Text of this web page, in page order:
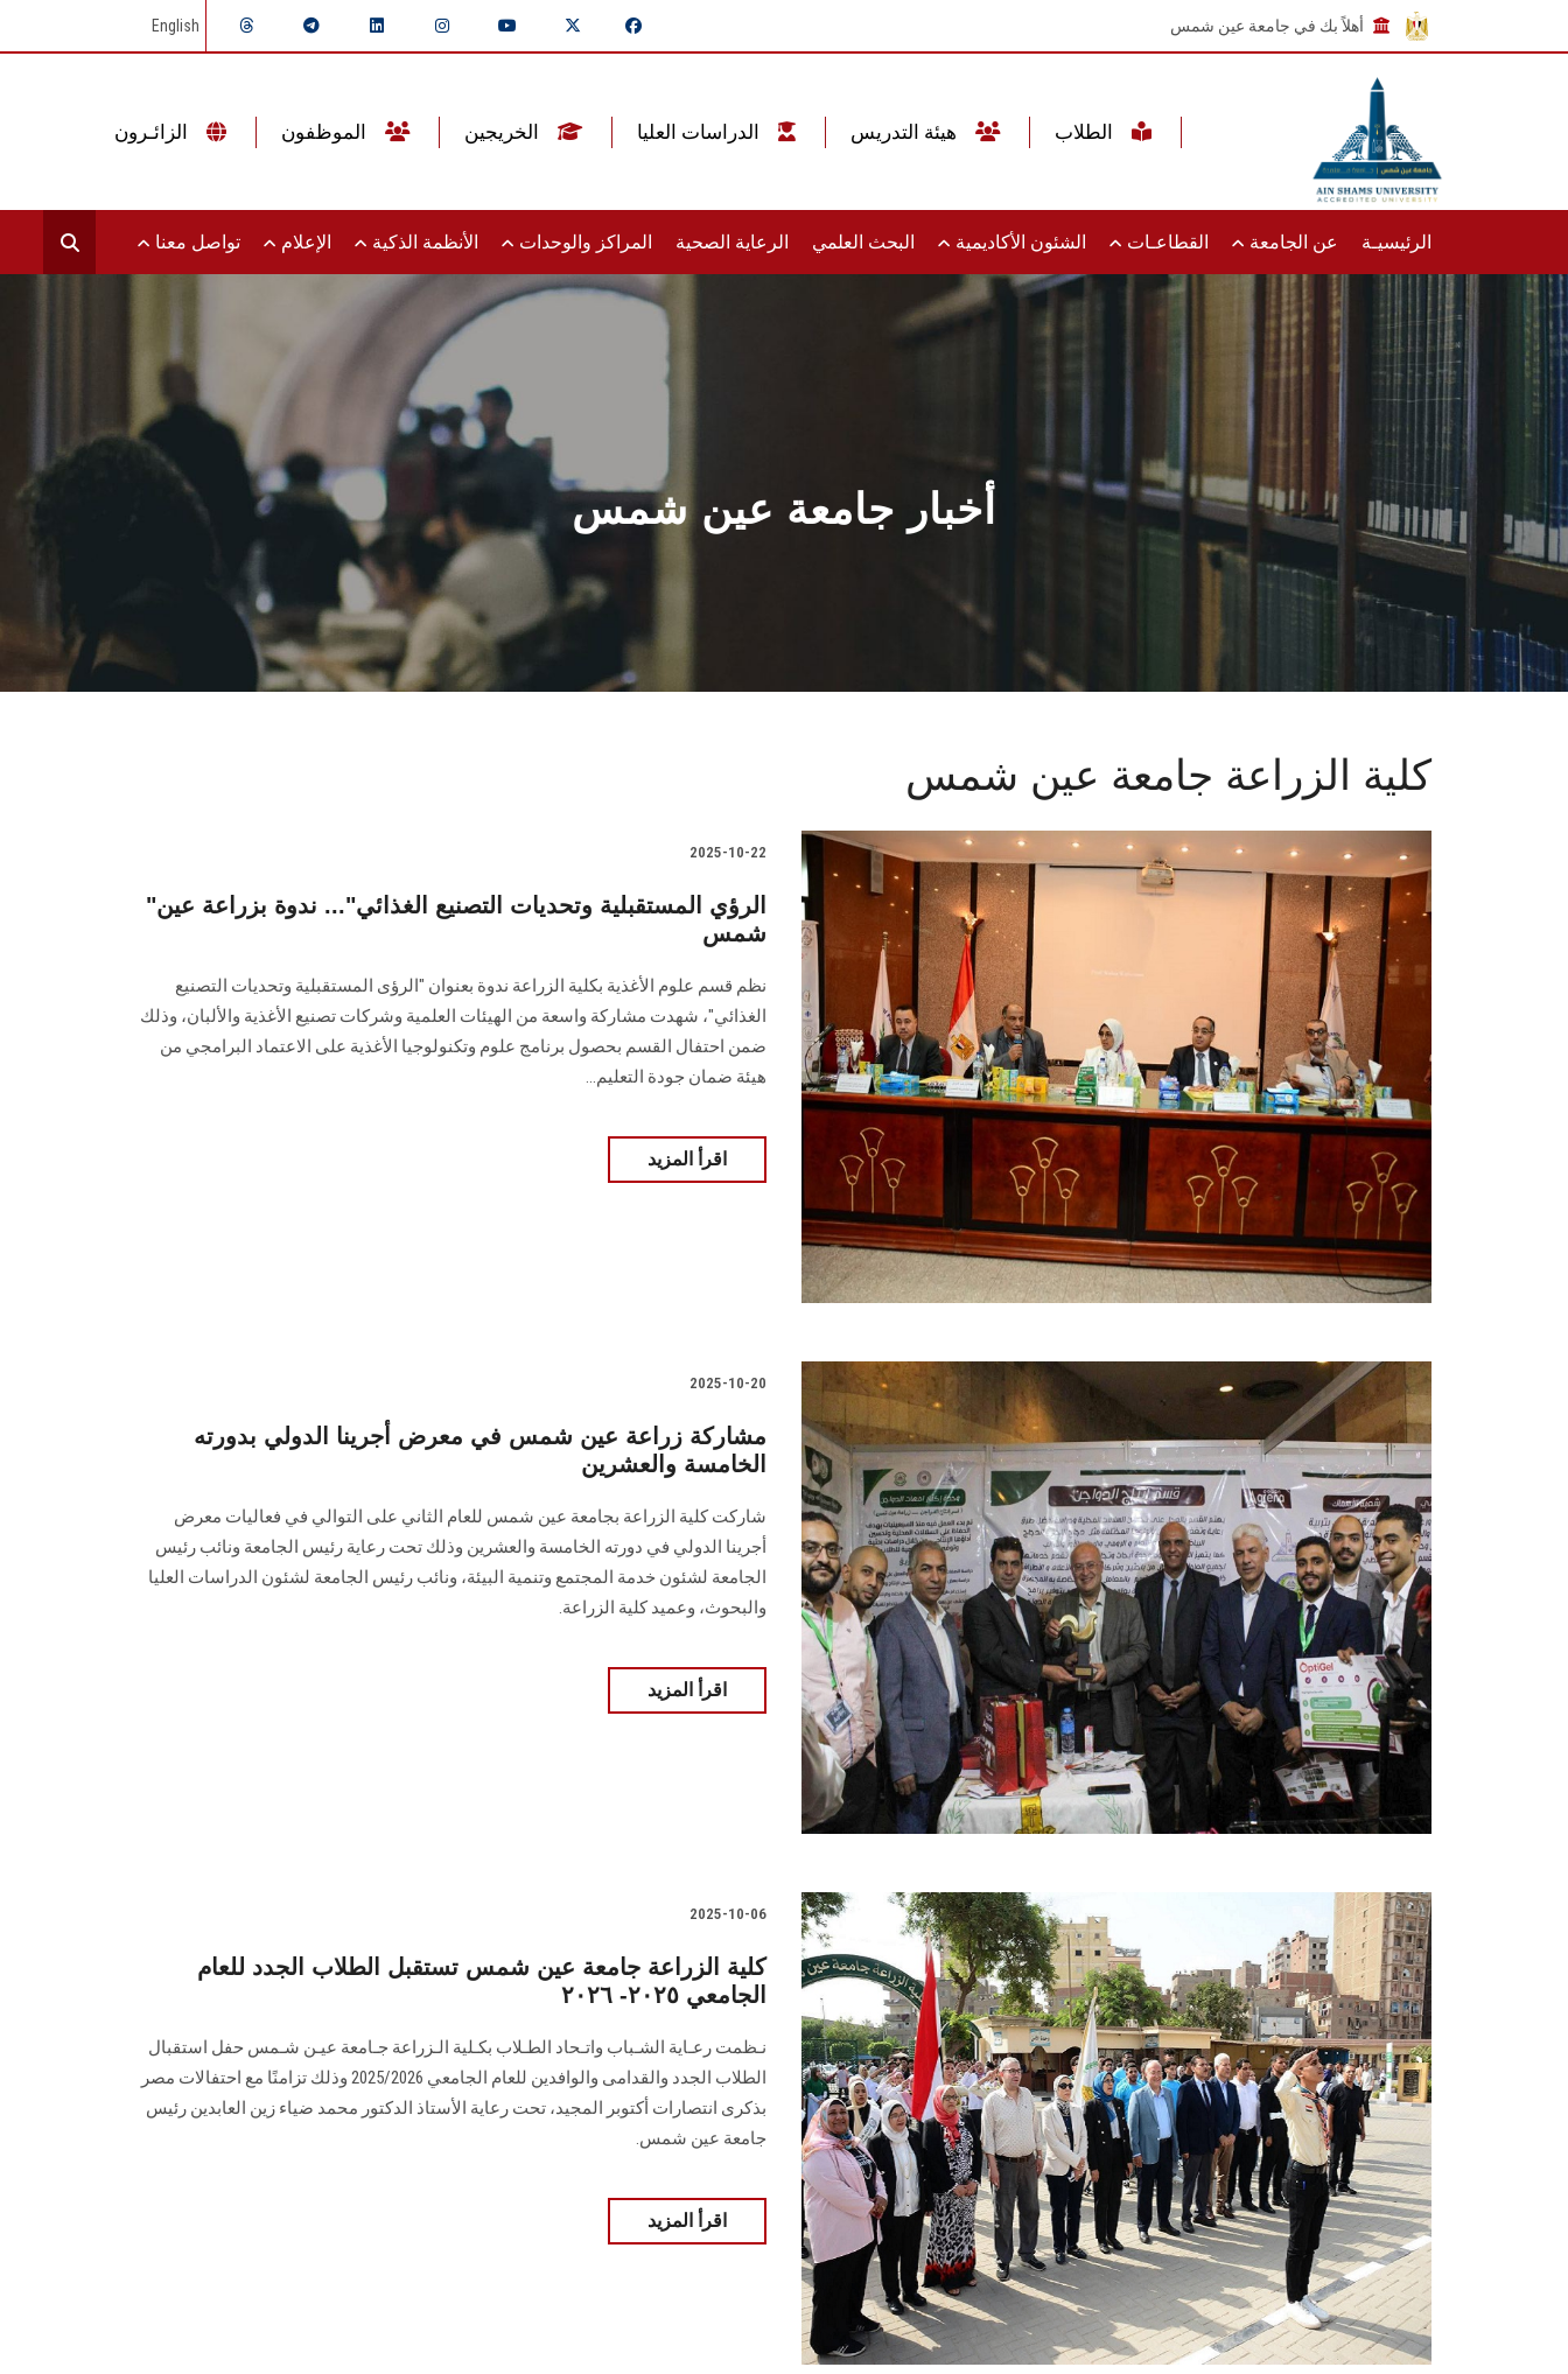
أهلاً بك في جامعة عين شمس English
الرئيسيـة عن الجامعة القطاعـات الشئون الأكاديمية البحث العلمي الرعاية الصحية المراكز والوحدات الأنظمة الذكية الإعلام تواصل معنا
أخبار جامعة عين شمس
كلية الزراعة جامعة عين شمس
2025-10-22
"الرؤي المستقبلية وتحديات التصنيع الغذائي"... ندوة بزراعة عين
شمس
نظم قسم علوم الأغذية بكلية الزراعة ندوة بعنوان "الرؤى المستقبلية وتحديات التصنيع
الغذائي"، شهدت مشاركة واسعة من الهيئات العلمية وشركات تصنيع الأغذية والألبان، وذلك
ضمن احتفال القسم بحصول برنامج علوم وتكنولوجيا الأغذية على الاعتماد البرامجي من
هيئة ضمان جودة التعليم...
اقرأ المزيد
2025-10-20
مشاركة زراعة عين شمس في معرض أجرينا الدولي بدورته
الخامسة والعشرين
شاركت كلية الزراعة بجامعة عين شمس للعام الثاني على التوالي في فعاليات معرض
أجرينا الدولي في دورته الخامسة والعشرين وذلك تحت رعاية رئيس الجامعة ونائب رئيس
الجامعة لشئون خدمة المجتمع وتنمية البيئة، ونائب رئيس الجامعة لشئون الدراسات العليا
والبحوث، وعميد كلية الزراعة.
اقرأ المزيد
2025-10-06
كلية الزراعة جامعة عين شمس تستقبل الطلاب الجدد للعام
الجامعي ٢٠٢٥- ٢٠٢٦
نـظمت رعـاية الشـباب واتـحاد الطـلاب بكـلية الـزراعة جـامعة عيـن شـمس حفل استقبال
الطلاب الجدد والقدامى والوافدين للعام الجامعي 2025/2026 وذلك تزامنًا مع احتفالات مصر
بذكرى انتصارات أكتوبر المجيد، تحت رعاية الأستاذ الدكتور محمد ضياء زين العابدين رئيس
جامعة عين شمس.
اقرأ المزيد